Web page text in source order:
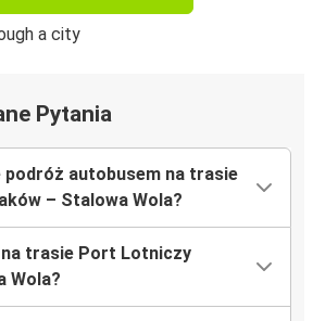
Pytania
podróż autobusem na trasie
– Stalowa Wola?
na trasie Port Lotniczy
Wola?